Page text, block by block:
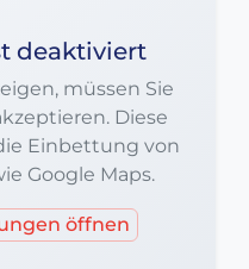
deaktiviert
müssen Sie
Diese
Einbettung von
Google Maps.
öffnen